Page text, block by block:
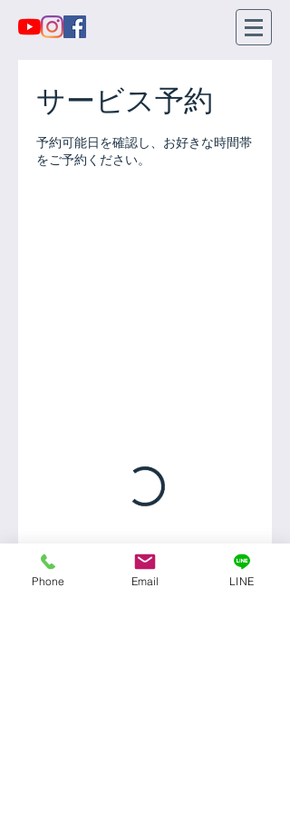
サービス予約
予約可能日を確認し、お好きな時間帯
をご予約ください。
Phone Email LINE